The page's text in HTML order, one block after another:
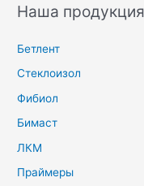
Наша продукция
Бетлент
Стеклоизол
Фибиол
Бимаст
ЛКМ
Праймеры